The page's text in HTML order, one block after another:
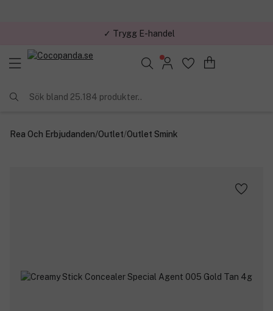
✓ Trygg E-handel
Sök bland 25.184 produkter..
Rea Och Erbjudanden/Outlet/Outlet Smink